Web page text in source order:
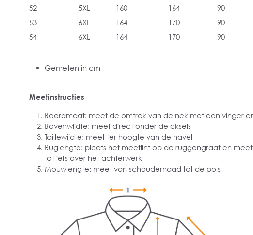
52
5XL 160 164 90
53
6XL 164 170 90
54
6XL 164 170 90
Gemeten in cm
Meetinstructies
Boordmaat: meet de omtrek van de nek met een vinger
Bovenwijdte: meet direct onder de oksels
Taillewijdte: meet ter hoogte van de navel
Ruglengte: plaats het meetlint op de ruggengraat en
tot iets over het achterwerk
Mouwlengte: meet van schoudernaad tot de pols